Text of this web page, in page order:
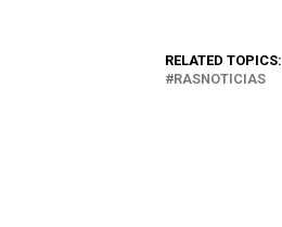
RELATED TOPICS:
RASNOTICIAS